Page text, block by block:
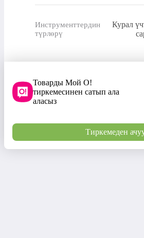
Инструменттердин
түрлөрү
Курал
Товарды Мой О!
тиркемесинен сатып ала
аласыз
Тиркемеден